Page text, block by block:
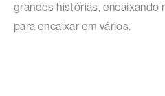
grandes histórias, encaixando
para encaixar em vários.